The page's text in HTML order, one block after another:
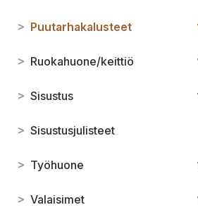
> Puutarhakalusteet
> Ruokahuone/keittiö
> Sisustus
> Sisustusjulisteet
> Työhuone
> Valaisimet